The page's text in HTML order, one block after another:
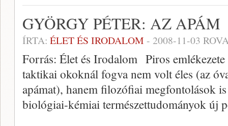
GYÖRGY PÉTER: AZ APÁM
ÍRTA: ÉLET ÉS IRODALOM - 2008-11-03
Forrás: Élet és Irodalom Piros emlékezete
taktikai okoknál fogva nem volt éles (az
apámat), hanem filozófiai megfontolások
biológiai-kémiai természettudományok új